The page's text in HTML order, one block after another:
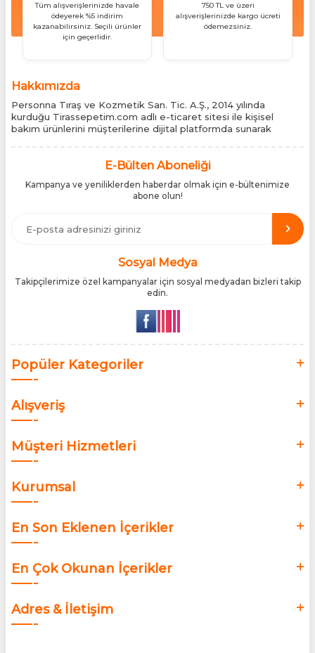
Tüm alışverişlerinizde havale
ödeyerek %5 indirim
kazanabilirsiniz. Seçili ürünler
için geçerlidir.
750 TL ve üzeri
alışverişlerinizde kargo ücreti
ödemezsiniz.
Hakkımızda
Personna Tıraş ve Kozmetik San. Tic. A.Ş., 2014 yılında
kurduğu Tirassepetim.com adlı e-ticaret sitesi ile kişisel
bakım ürünlerini müşterilerine dijital platformda sunarak
siteleri arasında yer almaktadır. Türkiye’de Cantu, Wilkinson
distribütörlüğünü yürütüyor, bu markaların tüm ürünlerini ithal
etmektedir. Tüm ithalat süreçlerimizde orijinallik belgeleri ve
üretici iş birlikleriyle çalışarak, ürünlerin en güvenilir şekilde
Türkiye pazarına ulaşmasını sağlıyoruz. Amacımız, dünya
genelinde milyonlarca kullanıcıya hitap eden bu markaları,
Türk tüketicilerle doğrudan, güvenli ve orijinal bir şekilde
E-Bülten Aboneliği
Kampanya ve yeniliklerden haberdar olmak için e-bültenimize
abone olun!
Sosyal Medya
Takipçilerimize özel kampanyalar için sosyal medyadan bizleri takip
edin.
Popüler Kategoriler
Alışveriş
Müşteri Hizmetleri
Kurumsal
En Son Eklenen İçerikler
En Çok Okunan İçerikler
Adres & İletişim